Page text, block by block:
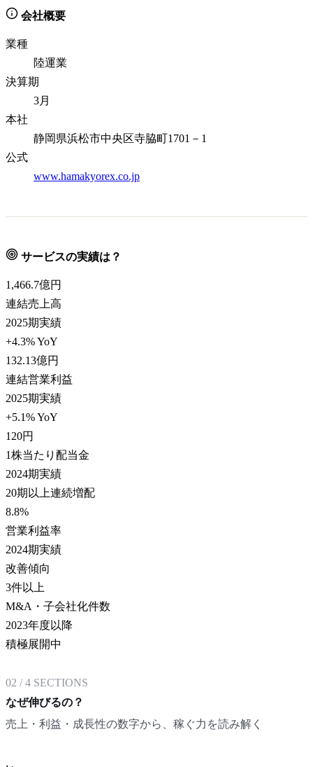
会社概要
業種
陸運業
決算期
3月
本社
静岡県浜松市中央区寺脇町1701－1
公式
www.hamakyorex.co.jp
サービスの実績は？
1,466.7億円
連結売上高
2025期実績
+4.3% YoY
132.13億円
連結営業利益
2025期実績
+5.1% YoY
120円
1株当たり配当金
2024期実績
20期以上連続増配
8.8%
営業利益率
2024期実績
改善傾向
3件以上
M&A・子会社化件数
2023年度以降
積極展開中
02 /4 SECTIONS
なぜ伸びるの？
売上・利益・成長性の数字から、稼ぐ力を読み解く